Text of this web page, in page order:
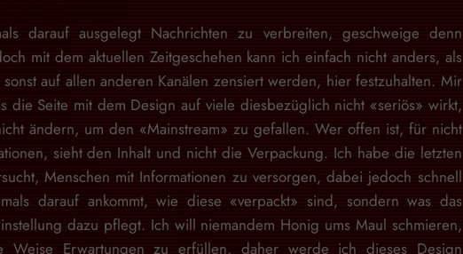
darauf ausgelegt Nachrichten zu verbreiten, geschweige denn
mit dem aktuellen Zeitgeschehen kann ich einfach nicht anders, als
auf allen anderen Kanälen zensiert werden, hier festzuhalten. Mir
die Seite mit dem Design auf viele diesbezüglich nicht «seriös» wirkt,
ändern, um den «Mainstream» zu gefallen. Wer offen ist, für nicht
sieht den Inhalt und nicht die Verpackung. Ich habe die letzten
Menschen mit Informationen zu versorgen, dabei jedoch schnell
darauf ankommt, wie diese «verpackt» sind, sondern was das
dazu pflegt. Ich will niemandem Honig ums Maul schmieren,
Weise Erwartungen zu erfüllen, daher werde ich dieses Design